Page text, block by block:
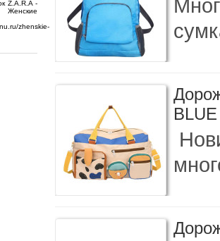
Z.A.R.A -
Женские
zhenskie-
BLUE